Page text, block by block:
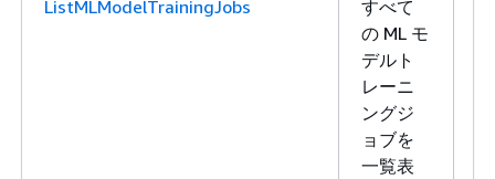
ListMLModelTrainingJobs
すべて
の ML モ
デルト
レーニ
ングジ
ョブを
一覧表